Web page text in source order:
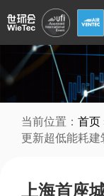
当前位置： 首页
更新超低能耗建
上海首座